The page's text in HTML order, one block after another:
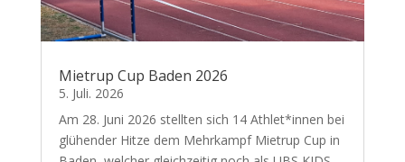
Mietrup Cup Baden 2026
5. Juli. 2026
Am 28. Juni 2026 stellten sich 14 Athlet*innen bei
glühender Hitze dem Mehrkampf Mietrup Cup in